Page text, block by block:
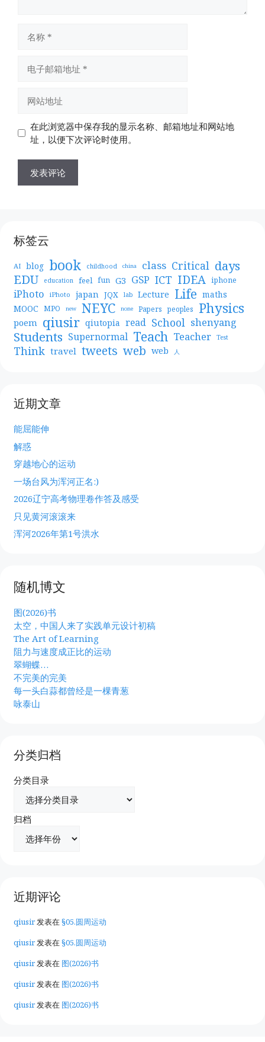
址
址
在此浏览器中保存我的显示名称、邮箱地址和网站地
址，以便下次评论时使用。
标签云
AI blog book childhood china class Critical days
EDU education feel fun G3 GSP ICT IDEA iphone
iPhoto iPhoto japan JQX lab Lecture Life maths
MOOC MPO new NEYC none Papers peoples Physics
poem qiusir qiutopia read School shenyang
Students Supernormal Teach Teacher Test
Think travel tweets web web 人
近期文章
能屈能伸
解惑
穿越地心的运动
一场台风为浑河正名:)
2026辽宁高考物理卷作答及感受
只见黄河滚滚来
浑河2026年第1号洪水
随机博文
图(2026)书
太空，中国人来了实践单元设计初稿
The Art of Learning
阻力与速度成正比的运动
翠蝴蝶…
不完美的完美
每一头白蒜都曾经是一棵青葱
咏泰山
分类归档
分类目录
归档
近期评论
qiusir发表在§05.圆周运动
qiusir发表在§05.圆周运动
qiusir发表在 图(2026)书
qiusir发表在 图(2026)书
qiusir发表在 图(2026)书